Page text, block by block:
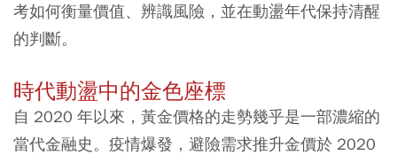
考如何衡量價值、辨識風險，並在動盪年代保持清醒
的判斷。
時代動盪中的金色座標
自 2020 年以來，黃金價格的走勢幾乎是一部濃縮的
當代金融史。疫情爆發，避險需求推升金價於 2020